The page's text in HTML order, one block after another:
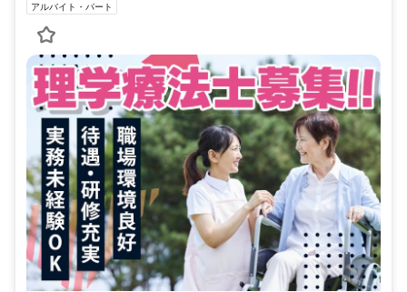
アルバイト・パート